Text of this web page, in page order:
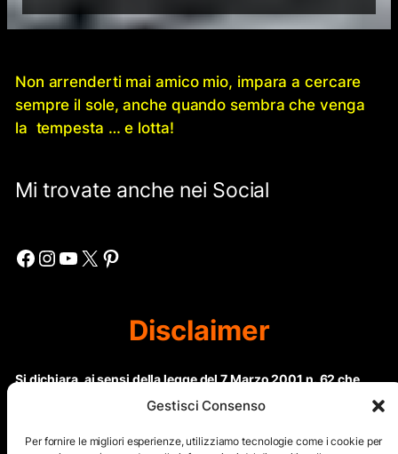
Gestisci Consenso
Per fornire le migliori esperienze, utilizziamo tecnologie come i cookie per
Non arrenderti mai amico mio, impara a cercare
sempre il sole, anche quando sembra che venga
la tempesta … e lotta!
Mi trovate anche nei Social
Facebook Instagram YouTube X Pinterest
Disclaimer
Si dichiara, ai sensi della legge del 7 Marzo 2001 n. 62 che
questo sito non rientra nella categoria di “Informazione
regolari. Le immagini dei collaboratori detentori del